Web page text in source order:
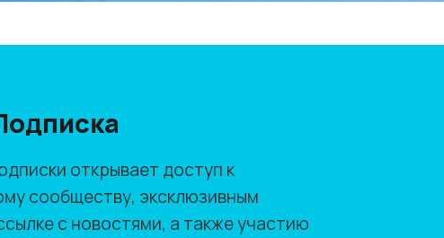
открывает доступ к
сообществу, эксклюзивным
с новостями, а также участию